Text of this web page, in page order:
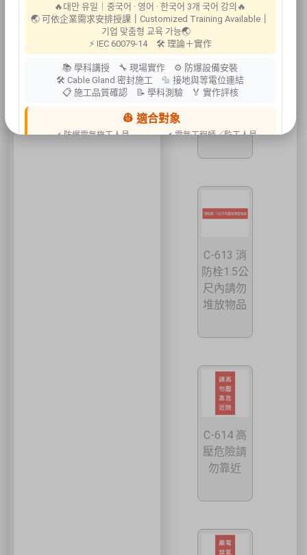
C-612 緊
急時請敲
C-613 消
防栓1.5公
尺內請勿
堆放物品
C-614 高
壓危險請
勿靠近
🔥대만 유일｜중국어 · 영어 · 한국어 3개 국어 강의🔥
🌏 可依企業需求安排授課
Customized Training Available
기업 맞춤형 교육 가능🌏
⚡ IEC 60079-14 🛠 理論＋實作
📚 學科講授 🔧 現場實作 ⚙ 防爆設備安裝
🛠 Cable Gland 密封施工 🔩 接地與等電位連結
📋 施工品質確認 📝 學科測驗 🏅 實作評核
👷 適合對象
✔ 防爆電氣施工人員
✔ 電氣工程師／監工人員
📍 上課地點／主辦資訊
40458 臺中市北區中清路一段100號9樓
防爆安全聯合教育訓練中心（ExTW）
三左興業股份有限公司（SANCTITY）
🚄 建議搭乘高鐵至臺中站後轉乘計程車
🚘 停車位有限，建議共乘或搭乘大眾運輸工具
名額有限，依完成報名及繳費順序保留名額，額滿即截止。